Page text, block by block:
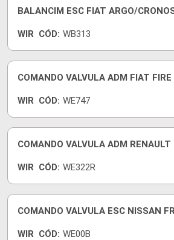
BALANCIM ESC FIAT ARGO/
WIR CÓD: WB313
COMANDO VALVULA ADM FIAT
WIR CÓD: WE747
COMANDO VALVULA ADM
WIR CÓD: WE322R
COMANDO VALVULA ESC NISSAN
WIR CÓD: WE00B